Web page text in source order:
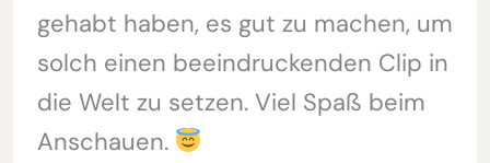
gehabt haben, es gut zu machen, um
solch einen beeindruckenden Clip in
die Welt zu setzen. Viel Spaß beim
Anschauen.